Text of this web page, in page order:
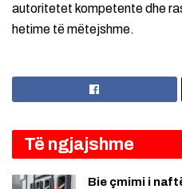
autoritetet kompetente dhe
hetime të mëtejshme.
Të ngjajshme
Bie çmimi i